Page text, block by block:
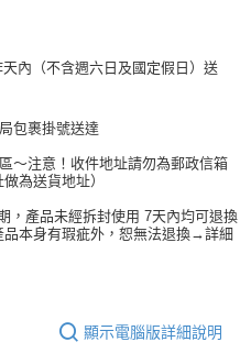
內（不含週六日及國定假日）送
包裹掛號送達
～注意！收件地址請勿為郵政信箱
為送貨地址）
，產品未經拆封使用 7天內均可退換
本身有瑕疵外，恕無法退換→詳細
顯示電腦版詳細說明